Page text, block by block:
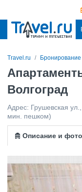
Travel.ru Бронирование
Волгоград
Адрес: Грушевская
мин. пешком)
Описание и